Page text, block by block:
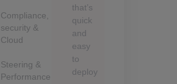
Compliance,
security &
Cloud
Steering &
Performance
that’s
quick
and
easy
to
deploy